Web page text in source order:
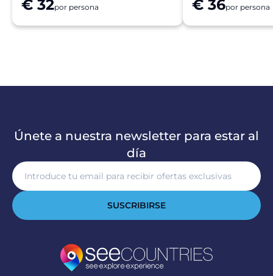
€ 32por persona € 36por persona
Únete a nuestra newsletter para estar al
día
SUSCRIBIRSE